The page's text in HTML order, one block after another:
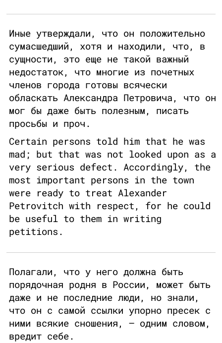
Иные утверждали, что он положительно
сумасшедший, хотя и находили, что, в
сущности, это еще не такой важный
недостаток, что многие из почетных
членов города готовы всячески
обласкать Александра Петровича, что он
мог бы даже быть полезным, писать
просьбы и проч.
Certain persons told him that he was
mad; but that was not looked upon as a
very serious defect. Accordingly, the
most important persons in the town
were ready to treat Alexander
Petrovitch with respect, for he could
be useful to them in writing
petitions.
Полагали, что у него должна быть
порядочная родня в России, может быть
даже и не последние люди, но знали,
что он с самой ссылки упорно пресек с
ними всякие сношения, – одним словом,
вредит себе.